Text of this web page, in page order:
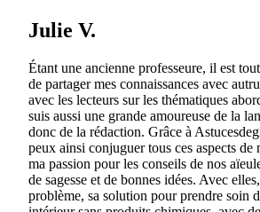
Julie V.
Étant une ancienne professeure, il est
de partager mes connaissances avec
avec les lecteurs sur les thématiques
suis aussi une grande amoureuse de la
donc de la rédaction. Grâce à
peux ainsi conjuguer tous ces aspects de
ma passion pour les conseils de nos
de sagesse et de bonnes idées. Avec
problème, sa solution pour prendre soin